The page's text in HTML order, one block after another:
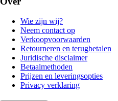
Wie zijn wij?
Neem contact op
Verkoopvoorwaarden
Retourneren en terugbetalen
Juridische disclaimer
Betaalmethoden
Prijzen en leveringsopties
Privacy verklaring